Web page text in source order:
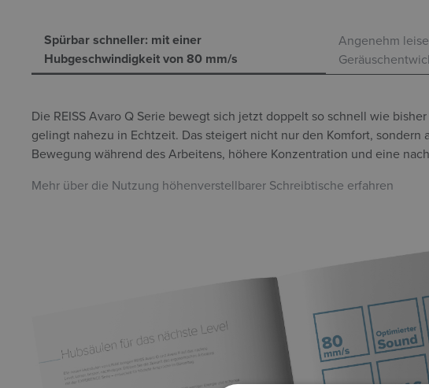
Spürbar schneller: mit einer
Hubgeschwindigkeit von 80 mm/s
Angenehm
Die REISS Avaro Q Serie bewegt sich jetzt doppelt so schnell wie
gelingt nahezu in Echtzeit. Das steigert nicht nur den Komfort,
Bewegung während des Arbeitens, höhere Konzentration und eine
Mehr über die Nutzung höhenverstellbarer Schreibtische erfahren